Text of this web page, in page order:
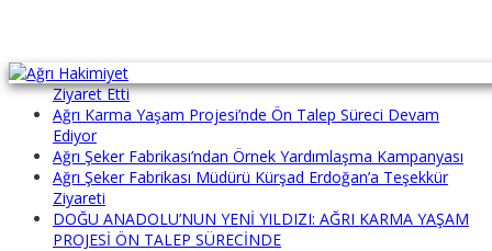
Aras EDAŞ ve EPAŞ İl Müdürleri Ağrı Hakimiyet Gazetemizi
Ziyaret Etti
Ağrı Karma Yaşam Projesi’nde Ön Talep Süreci Devam
Ediyor
Ağrı Şeker Fabrikası’ndan Örnek Yardımlaşma Kampanyası
Ağrı Şeker Fabrikası Müdürü Kürşad Erdoğan’a Teşekkür
Ziyareti
DOĞU ANADOLU’NUN YENİ YILDIZI: AĞRI KARMA YAŞAM
PROJESİ ÖN TALEP SÜRECİNDE